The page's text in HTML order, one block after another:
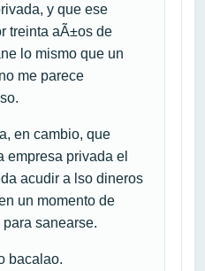
y que ese
treinta aÃ±os de
lo mismo que un
me parece
en cambio, que
empresa privada el
acudir a lso dineros
un momento de
sanearse.
bacalao.